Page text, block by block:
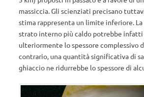
massiccia. Gli scienziati precisano
stima rappresenta un limite inferiore. La
strato interno più caldo potrebbe infatti
ulteriormente lo spessore complessivo
contrario, una quantità significativa di
ghiaccio ne ridurrebbe lo spessore di